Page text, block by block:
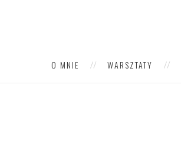
O MNIE WARSZTATY